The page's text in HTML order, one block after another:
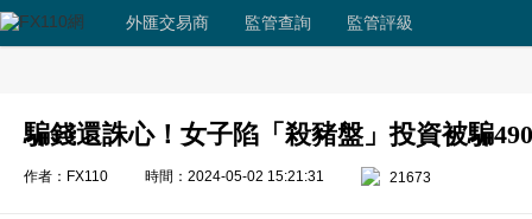
外匯交易商 監管查詢 監管評級
騙錢還誅心！女子陷「殺豬盤」投資被騙
作者：FX110 時間：2024-05-02 15:21:31 21673